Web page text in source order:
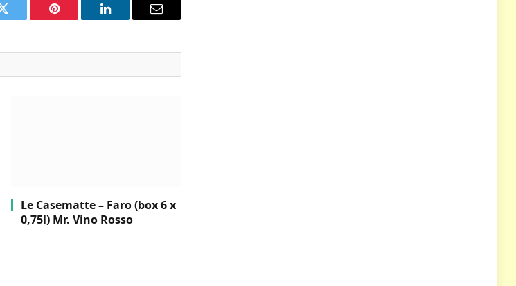
Twitter Pinterest LinkedIn Email
Le Casematte – Faro (box 6 x
0,75l) Mr. Vino Rosso